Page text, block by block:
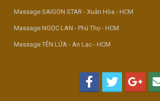
Massage SAIGON STAR - Xuân Hòa - HCM
Massage NGỌC LAN - Phú Thọ - HCM
Massage TÊN LỬA - An Lạc - HCM